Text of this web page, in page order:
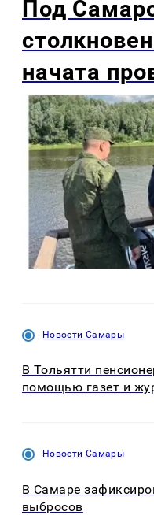
Под
начата
Новости Самары
В Тольятти
помощью газет и
Новости Самары
В Самаре
выбросов